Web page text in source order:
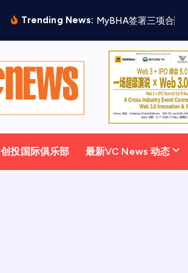
Trending News: MyBHA签署三项合
创投国际俱乐部 最新VC News 动态